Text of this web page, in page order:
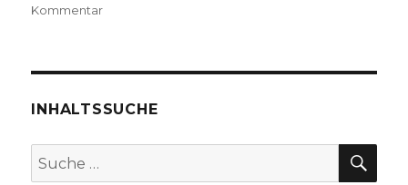
Kommentarzu
und
Christoph
Welver
INHALTSSUCHE
Suche
nach: